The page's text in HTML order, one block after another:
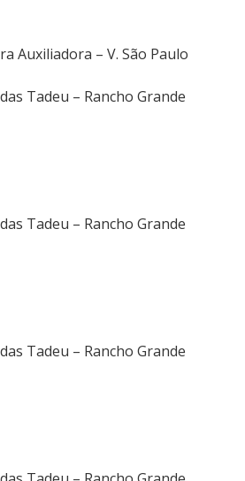
Auxiliadora – V. São Paulo
Tadeu – Rancho Grande
Tadeu – Rancho Grande
Tadeu – Rancho Grande